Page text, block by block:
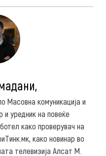
Масовна комуникација и
и уредник на повеќе
како проверувач на
како новинар во
телевизија Алсат М.